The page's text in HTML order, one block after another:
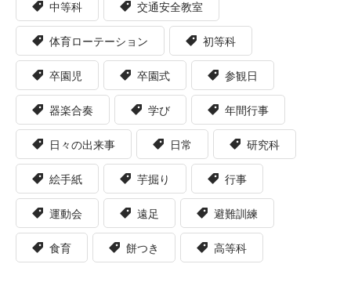
中等科 交通安全教室
体育ローテーション 初等科
卒園児 卒園式 参観日
器楽合奏 学び 年間行事
日々の出来事 日常 研究科
絵手紙 芋掘り 行事
運動会 遠足 避難訓練
食育 餅つき 高等科